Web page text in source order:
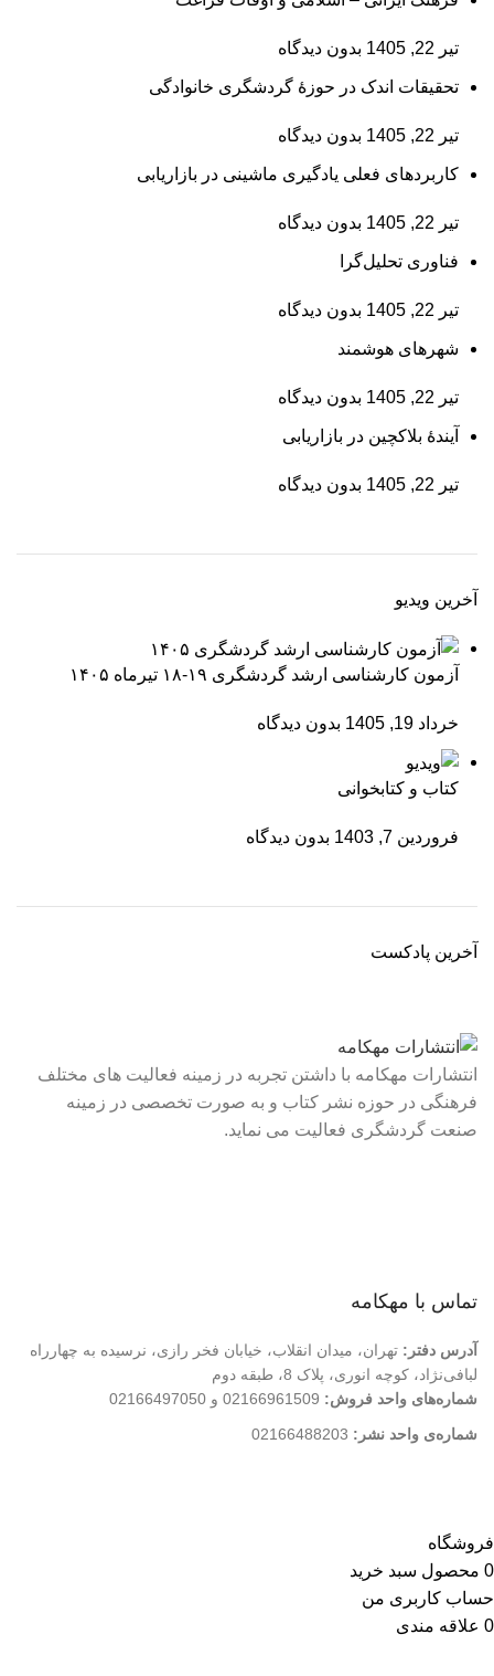
تیر 22, 1405 بدون دیدگاه
تحقیقات اندک در حوزۀ گردشگری خانوادگی
تیر 22, 1405 بدون دیدگاه
کاربردهای فعلی یادگیری ماشینی در بازاریابی
تیر 22, 1405 بدون دیدگاه
فناوری تحلیل‌گرا
تیر 22, 1405 بدون دیدگاه
شهرهای هوشمند
تیر 22, 1405 بدون دیدگاه
آیندۀ بلاکچین در بازاریابی
تیر 22, 1405 بدون دیدگاه
آخرین ویدیو
آزمون کارشناسی ارشد گردشگری ۱۹-۱۸ تیرماه ۱۴۰۵
خرداد 19, 1405 بدون دیدگاه
کتاب و کتابخوانی
فروردین 7, 1403 بدون دیدگاه
آخرین پادکست
انتشارات مهکامه با داشتن تجربه در زمینه فعالیت های مختلف
فرهنگی در حوزه نشر کتاب و به صورت تخصصی در زمینه
صنعت گردشگری فعالیت می نماید.
تماس با مهکامه
آدرس دفتر: تهران، میدان انقلاب، خیابان فخر رازی، نرسیده به چهارراه
لبافی‌نژاد، کوچه انوری، پلاک 8، طبقه دوم
شماره‌های واحد فروش: 02166961509 و 02166497050
شماره‌‌ی واحد نشر:
فروشگاه
0 محصول سبد خرید
حساب کاربری من
0 علاقه مندی